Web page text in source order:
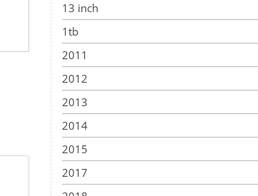
13 inch
1tb
2011
2012
2013
2014
2015
2017